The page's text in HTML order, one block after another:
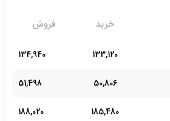
خرید فروش
133,120
134,940
50,806
51,498
185,480
188,020